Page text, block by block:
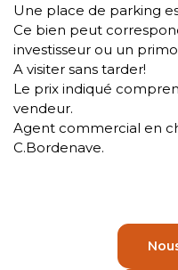
Une place de parking
Ce bien peut
investisseur ou un
A visiter sans tarder!
Le prix indiqué
vendeur.
Agent commercial en
C.Bordenave.